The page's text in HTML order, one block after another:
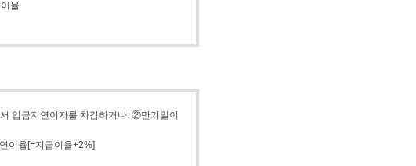
율
입금지연이자를 차감하거나, ②만기일이
이율[=지급이율+2%]